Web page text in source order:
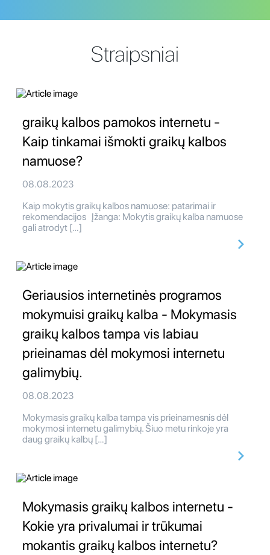
Straipsniai
graikų kalbos pamokos internetu -
Kaip tinkamai išmokti graikų kalbos
namuose?
08.08.2023
Kaip mokytis graikų kalbos namuose: patarimai ir
rekomendacijos Įžanga: Mokytis graikų kalba namuose
gali atrodyt […]
Geriausios internetinės programos
mokymuisi graikų kalba - Mokymasis
graikų kalbos tampa vis labiau
prieinamas dėl mokymosi internetu
galimybių.
08.08.2023
Mokymasis graikų kalba tampa vis prieinamesnis dėl
mokymosi internetu galimybių. Šiuo metu rinkoje yra
daug graikų kalbų […]
Mokymasis graikų kalbos internetu -
Kokie yra privalumai ir trūkumai
mokantis graikų kalbos internetu?